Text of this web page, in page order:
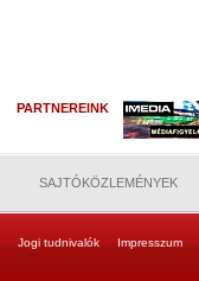
PARTNEREINK
SAJTÓKÖZLEMÉNYEK
Jogi tudnivalók Impresszum